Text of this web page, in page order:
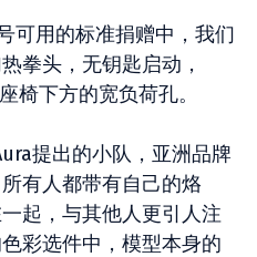
可用的标准捐赠中，我们
拳头，无钥匙启动，
椅下方的宽负荷孔。
提出的小队，亚洲品牌
有人都带有自己的烙
起，与其他人更引人注
彩选件中，模型本身的